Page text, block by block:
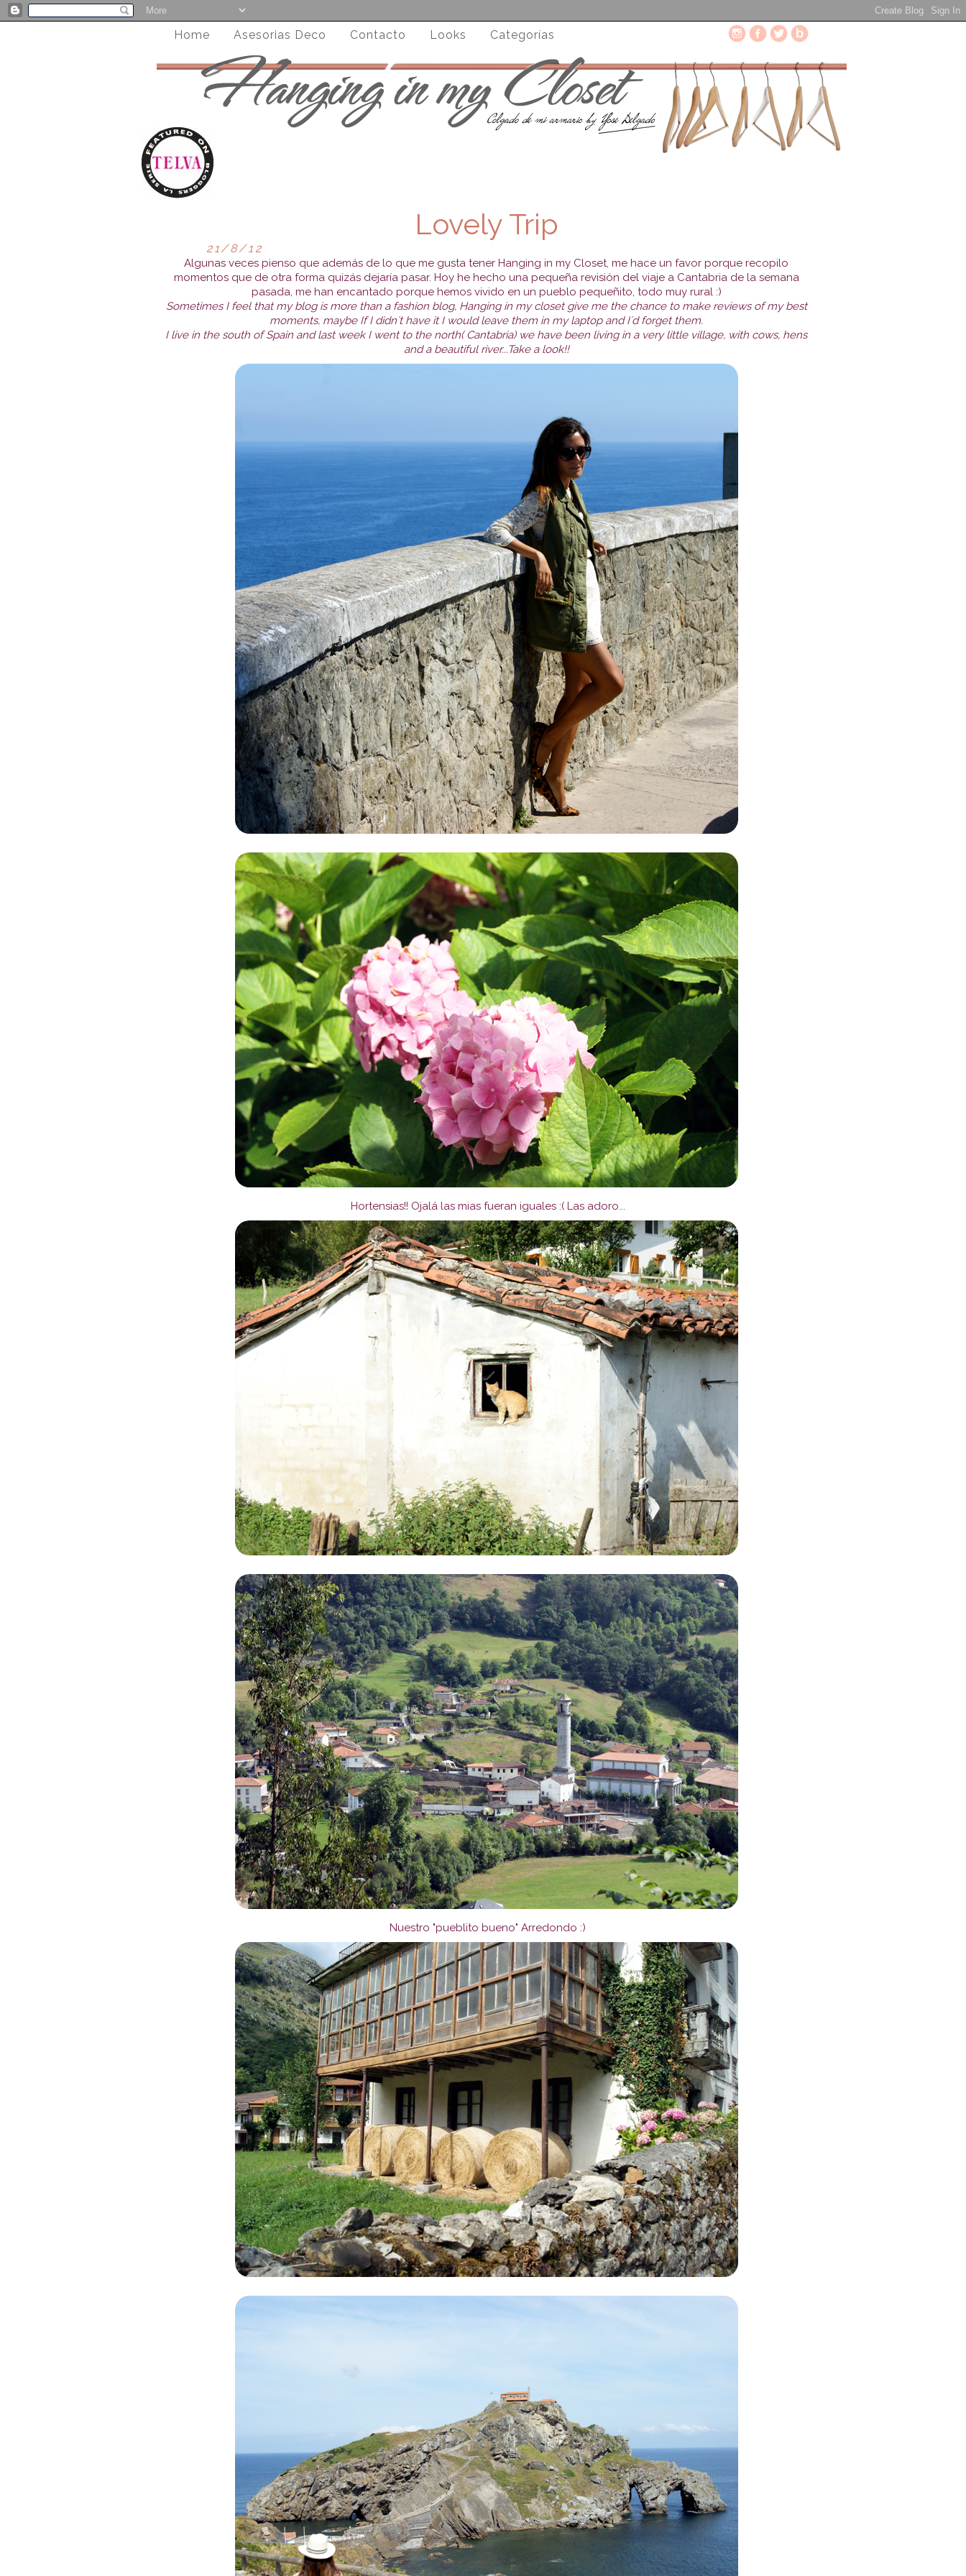
Home Asesorias Deco Contacto Looks Categorías
21/8/12
Lovely Trip
Algunas veces pienso que además de lo que me gusta tener Hanging in my Closet, me hace un favor porque recopilo
momentos que de otra forma quizás dejaría pasar. Hoy he hecho una pequeña revisión del viaje a Cantabria de la semana
pasada, me han encantado porque hemos vivido en un pueblo pequeñito, todo muy rural :)
Sometimes I feel that my blog is more than a fashion blog, Hanging in my closet give me the chance to make reviews of my best
moments, maybe If I didn´t have it I would leave them in my laptop and I´d forget them.
I live in the south of Spain and last week I went to the north( Cantabria) we have been living in a very little village, with cows, hens
and a beautiful river...Take a look!!
Hortensias!! Ojalá las mias fueran iguales :( Las adoro...
Nuestro "pueblito bueno" Arredondo :)